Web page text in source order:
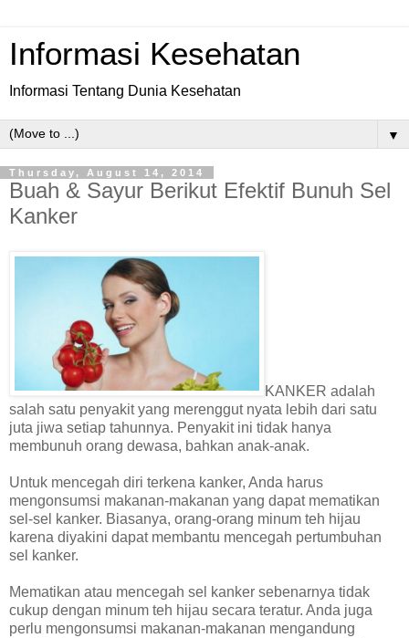
Informasi Kesehatan
Informasi Tentang Dunia Kesehatan
▼
Thursday, August 14, 2014
Buah & Sayur Berikut Efektif Bunuh Sel
Kanker
KANKER adalah
salah satu penyakit yang merenggut nyata lebih dari satu
juta jiwa setiap tahunnya. Penyakit ini tidak hanya
membunuh orang dewasa, bahkan anak-anak.
Untuk mencegah diri terkena kanker, Anda harus
mengonsumsi makanan-makanan yang dapat mematikan
sel-sel kanker. Biasanya, orang-orang minum teh hijau
karena diyakini dapat membantu mencegah pertumbuhan
sel kanker.
Mematikan atau mencegah sel kanker sebenarnya tidak
cukup dengan minum teh hijau secara teratur. Anda juga
perlu mengonsumsi makanan-makanan mengandung